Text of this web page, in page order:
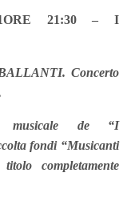
21:30 – I
Concerto
musicale de “I
fondi “Musicanti
completamente